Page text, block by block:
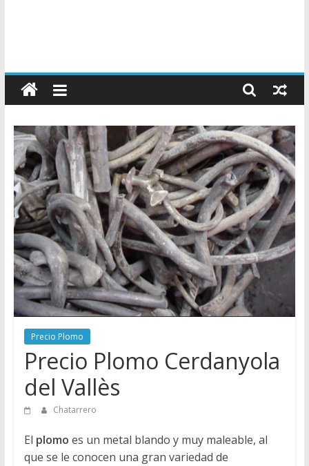
Chatarreros
–
Precio
de
Chatarra
Directorio
de
Chatarreros
para
vender
Chatarra
Precio Plomo
Precio Plomo Cerdanyola
del Vallès
Chatarrero
El plomo es un metal blando y muy maleable, al
que se le conocen una gran variedad de